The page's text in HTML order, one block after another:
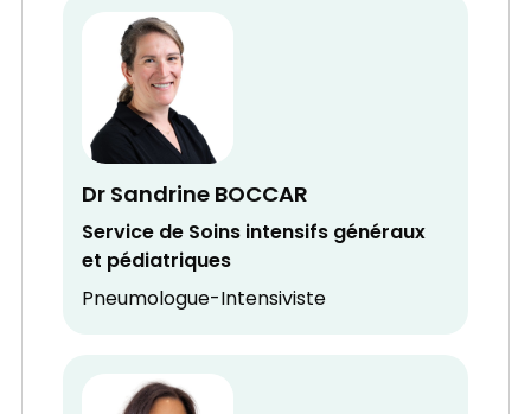
Dr Sandrine BOCCAR
Service de Soins intensifs généraux
et pédiatriques
Pneumologue-Intensiviste